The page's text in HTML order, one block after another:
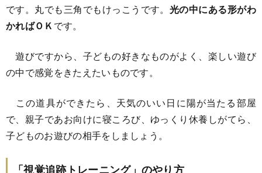
です。丸でも三角でもけっこうです。 光の中にある形がわ
かればＯＫ です。
遊びですから、子どもの好きなものがよく、楽しい遊び
の中で感覚をきたえたいものです。
この道具ができたら、天気のいい日に陽が当たる部屋
で、親子であお向けに寝ころび、ゆっくり休養しがてら、
子どものお遊びの相手をしましょう。
「視覚追跡トレーニング」のやり方